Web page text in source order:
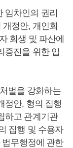
임차인의 권리
정안, 개인회
회생 및 파산에
증진을 위한 입
벌을 강화하는
정안, 형의 집행
하고 관계기관
집행 및 수용자
법무행정에 관한